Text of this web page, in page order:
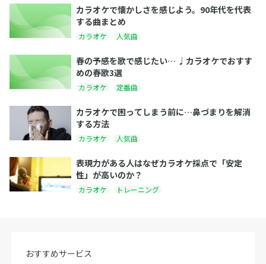
カラオケで懐かしさを感じよう。90年代を代表
する曲まとめ
カラオケ 人気曲
春の予感を歌で感じたい… ♩カラオケでおすす
めの春歌3選
カラオケ 定番曲
カラオケで困ってしまう前に…鼻づまりを解消
する方法
カラオケ 人気曲
表現力がある人はなぜカラオケ採点で「安定
性」が高いのか？
カラオケ トレーニング
おすすめサービス